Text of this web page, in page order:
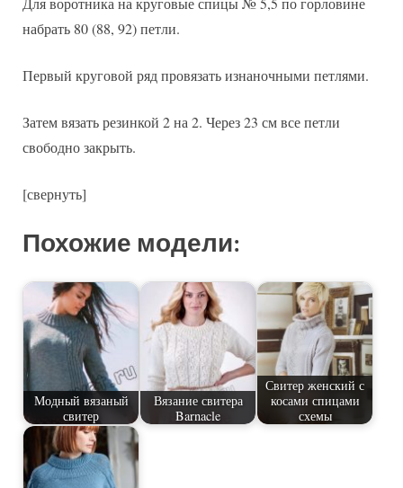
набрать 80 (88, 92) петли.
Первый круговой ряд провязать изнаночными петлями.
Затем вязать резинкой 2 на 2. Через 23 см все петли
свободно закрыть.
[свернуть]
Похожие модели:
Модный вязаный
свитер
Вязание свитера
Barnacle
Свитер женский с
косами спицами
схемы